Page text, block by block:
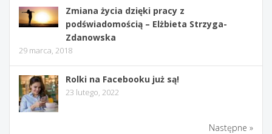
Zmiana życia dzięki pracy z
podświadomością – Elżbieta Strzyga-
Zdanowska
29 marca, 2018
Rolki na Facebooku już są!
23 lutego, 2022
Następne »